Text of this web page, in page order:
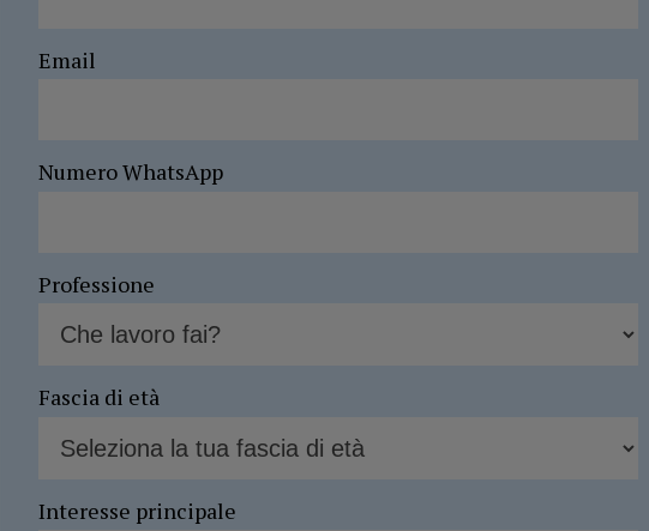
Email
Numero WhatsApp
Professione
Fascia di età
Interesse principale